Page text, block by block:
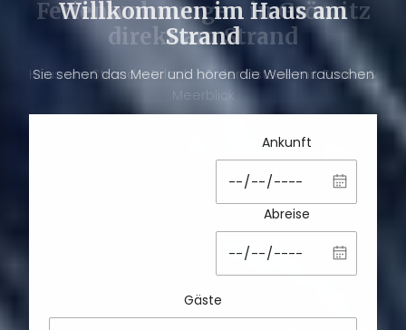
Willkommen im Haus am
Strand
Sie sehen das Meer und hören die Wellen rauschen
Ankunft
Abreise
Gäste